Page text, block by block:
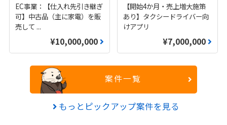
EC事業：【仕入れ先引き継ぎ
可】中古品（主に家電）を販
売して ...
¥10,000,000
【開始4か月・売上増大施策
あり】タクシードライバー向
けアプリ
¥7,000,000
案件一覧
もっとピックアップ案件を見る